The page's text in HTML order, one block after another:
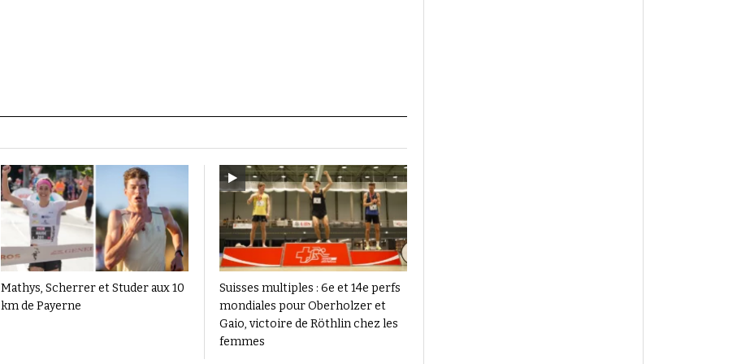
Mathys, Scherrer et Studer aux 10
km de Payerne
Suisses multiples : 6e et 14e perfs
mondiales pour Oberholzer et
Gaio, victoire de Röthlin chez les
femmes